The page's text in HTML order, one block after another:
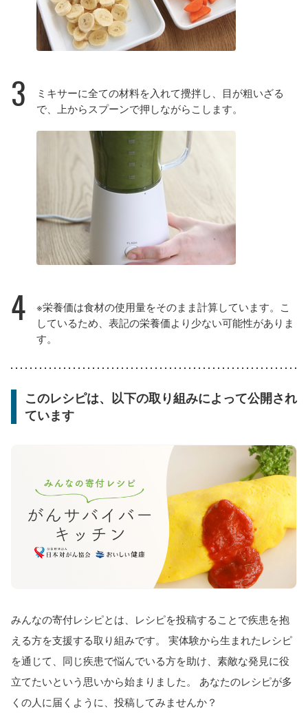
3
ミキサーに全ての材料を入れて攪拌し、目が粗いざる
で、上からスプーンで押しながらこします。
4
※栄養価は食材の使用量をそのまま計算しています。こ
しているため、表記の栄養価より少ない可能性がありま
す。
このレシピは、以下の取り組みによって公開され
ています
みんなの寄付レシピとは、レシピを投稿することで疾患を抱
える方を支援する取り組みです。 実体験から生まれたレシピ
を通じて、同じ疾患で悩んでいる方を助け、素敵な発見に役
立てたいという思いから始まりました。 あなたのレシピが多
くの人に届くように、投稿してみませんか？